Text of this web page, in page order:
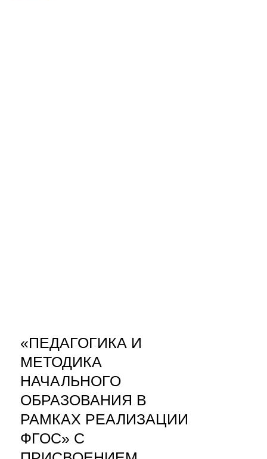
«ПЕДАГОГИКА И
МЕТОДИКА
НАЧАЛЬНОГО
ОБРАЗОВАНИЯ В
РАМКАХ РЕАЛИЗАЦИИ
ФГОС» С